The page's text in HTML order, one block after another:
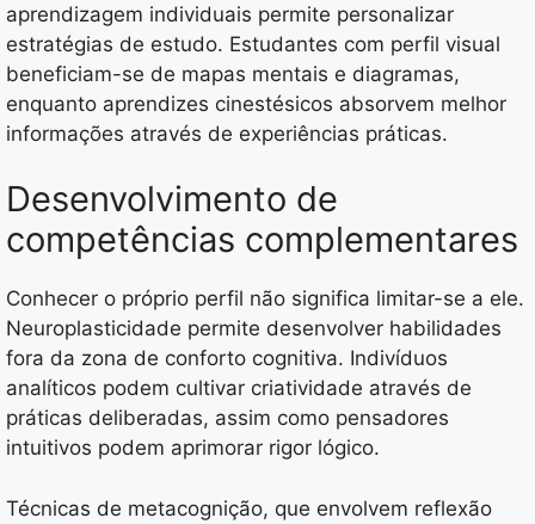
aprendizagem individuais permite personalizar
estratégias de estudo. Estudantes com perfil visual
beneficiam-se de mapas mentais e diagramas,
enquanto aprendizes cinestésicos absorvem melhor
informações através de experiências práticas.
Desenvolvimento de
competências complementares
Conhecer o próprio perfil não significa limitar-se a ele.
Neuroplasticidade permite desenvolver habilidades
fora da zona de conforto cognitiva. Indivíduos
analíticos podem cultivar criatividade através de
práticas deliberadas, assim como pensadores
intuitivos podem aprimorar rigor lógico.
Técnicas de metacognição, que envolvem reflexão